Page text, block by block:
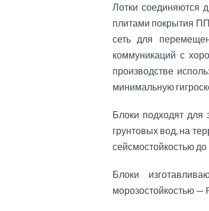
Лотки соединяются
плитами покрытия
сеть для
коммуникаций с
производстве
минимальную
Блоки подходят для
грунтовых вод, на
сейсмостойкостью до
Блоки
морозостойкостью —